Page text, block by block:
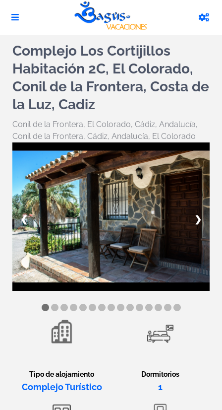
Complejo Los Cortijillos
Habitación 2C, El Colorado,
Conil de la Frontera, Costa de
la Luz, Cadiz
Conil de la Frontera, El Colorado, Cádiz, Andalucía,
Conil de la Frontera, Cádiz, Andalucía, El Colorado
❮ ❯
Tipo de alojamiento
Complejo Turístico
Dormitorios
1